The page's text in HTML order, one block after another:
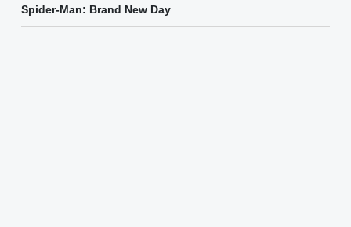
Spider-Man: Brand New Day